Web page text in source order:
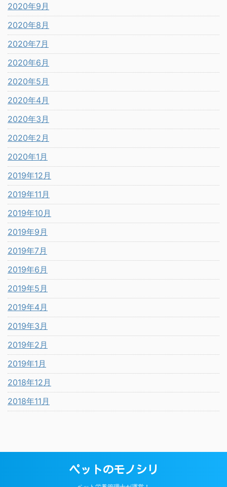
2020年9月
2020年8月
2020年7月
2020年6月
2020年5月
2020年4月
2020年3月
2020年2月
2020年1月
2019年12月
2019年11月
2019年10月
2019年9月
2019年7月
2019年6月
2019年5月
2019年4月
2019年3月
2019年2月
2019年1月
2018年12月
2018年11月
ペットのモノシリ